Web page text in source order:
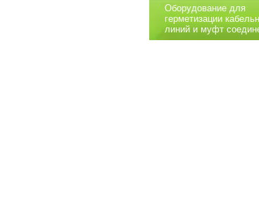
Оборудование для
герметизации
линий и муфт